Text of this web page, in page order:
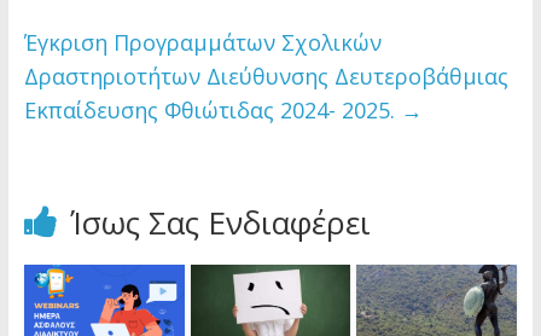
Έγκριση Προγραμμάτων Σχολικών
Δραστηριοτήτων Διεύθυνσης Δευτεροβάθμιας
Εκπαίδευσης Φθιώτιδας 2024- 2025. →
Ίσως Σας Ενδιαφέρει